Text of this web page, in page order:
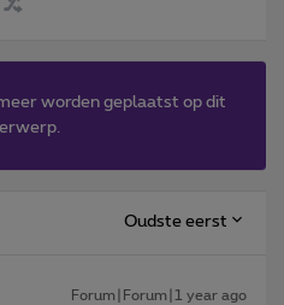
worden geplaatst op dit
Oudste eerst
Forum|Forum|1 year ago